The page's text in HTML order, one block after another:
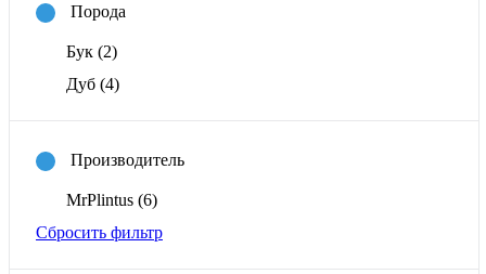
Порода
Бук (2)
Дуб (4)
Производитель
MrPlintus (6)
Сбросить фильтр